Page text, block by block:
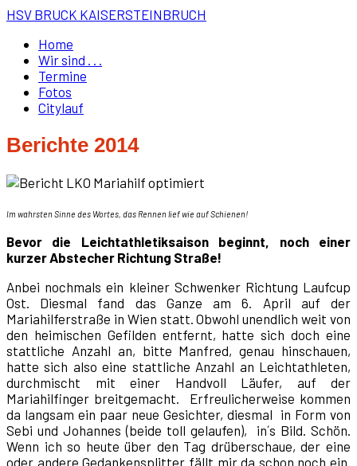
HSV BRUCK KAISERSTEINBRUCH
Home
Wir sind . . .
Termine
Fotos
Citylauf
Berichte 2014
Im wahrsten Sinne des Wortes, das Rennen lief wie auf Schienen!
Bevor die Leichtathletiksaison beginnt, noch einer
kurzer Abstecher Richtung Straße!
Anbei nochmals ein kleiner Schwenker Richtung Laufcup
Ost. Diesmal fand das Ganze am 6. April auf der
Mariahilferstraße in Wien statt. Obwohl unendlich weit von
den heimischen Gefilden entfernt, hatte sich doch eine
stattliche Anzahl an, bitte Manfred, genau hinschauen,
hatte sich also eine stattliche Anzahl an Leichtathleten,
durchmischt mit einer Handvoll Läufer, auf der
Mariahilfinger breitgemacht. Erfreulicherweise kommen
da langsam ein paar neue Gesichter, diesmal in Form von
Sebi und Johannes (beide toll gelaufen), in´s Bild. Schön.
Wenn ich so heute über den Tag drüberschaue, der eine
oder andere Gedankensplitter fällt mir da schon noch ein.